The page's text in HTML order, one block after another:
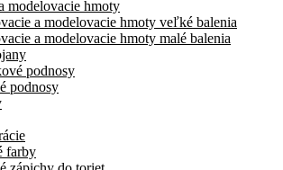
modelovacie hmoty
a modelovacie hmoty veľké balenia
a modelovacie hmoty malé balenia
podnosy
podnosy
farby